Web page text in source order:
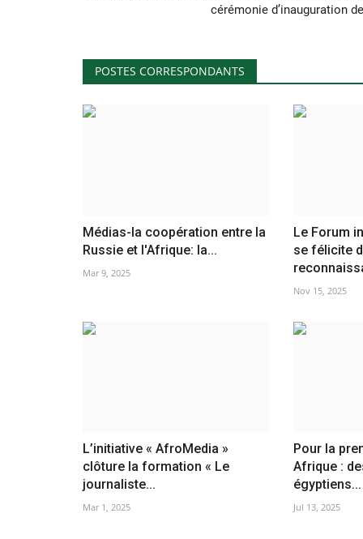
cérémonie d’inauguration
POSTES CORRESPONDANTS
Médias-la coopération entre la
Russie et l'Afrique: la...
Mar 9, 2025
Le Forum
se félicite
Nov 15, 2025
L’initiative « AfroMedia »
clôture la formation « Le
journaliste...
Mar 1, 2025
Pour la
Afrique :
égyptiens...
Jul 13, 2025